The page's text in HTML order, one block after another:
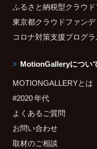
ふるさと納税型クラウ
東京都クラウドファン
コロナ対策支援プログ
MotionGalleryについ
MOTIONGALLERYとは
#2020 年代
よくあるご質問
お問い合わせ
取材のご相談